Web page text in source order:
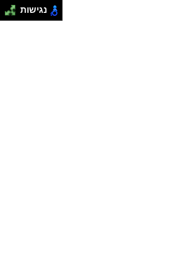
נגישות